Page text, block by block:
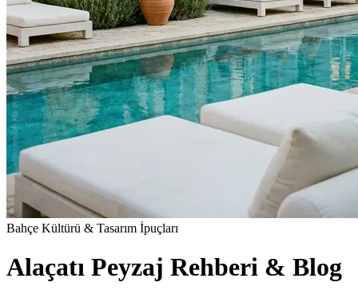
Bahçe Kültürü & Tasarım İpuçları
Alaçatı Peyzaj Rehberi & Blog